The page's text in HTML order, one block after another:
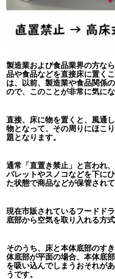
製造業および食品業界の方な
品や食品などを直接床に置く
は、以前、製造業や食品関係
ので、このことが非常に気にな
直接、床に物を置くと、風通
物となって、その周りにほこ
題となります。
通常「直置き禁止」と言われ
パレットやスノコなどを下に
た状態で商品などが保管されて
現在市販されているフードド
底部から空気を取り入れる方
そのうち、 床と本体底部のす
体底部が平面の場合、本体底
を吸い込んでしまうおそれが
うです。